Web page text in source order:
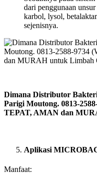
dari penggunaan
karbol, lysol,
sejenisnya.
Dimana Distributor
Parigi Moutong. 0813-
TEPAT, AMAN dan
Aplikasi
Manfaat: